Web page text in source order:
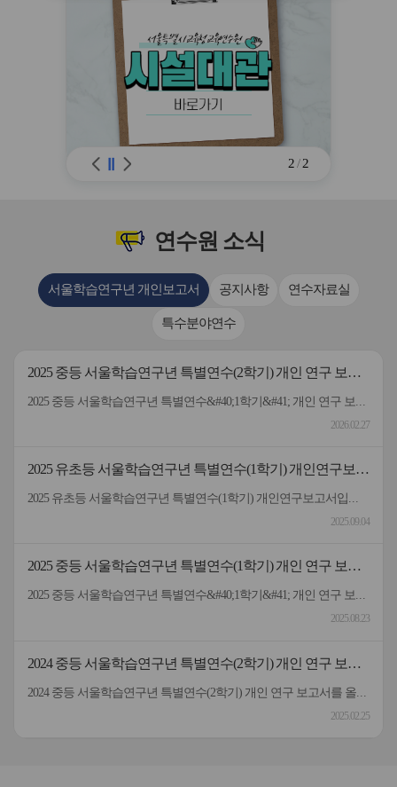
2/2
연수원 소식
서울학습연구년 개인보고서 공지사항 연수자료실
특수분야연수
2025 중등 서울학습연구년 특별연수(2학기) 개인 연구 보고
2025 중등 서울학습연구년 특별연수&#40;1학기&#41; 개인 연구 보고서입니다.
2026.02.27
2025 유초등 서울학습연구년 특별연수(1학기) 개인연구보고
2025 유초등 서울학습연구년 특별연수(1학기) 개인연구보고서입니다.
2025.09.04
2025 중등 서울학습연구년 특별연수(1학기) 개인 연구 보고
2025 중등 서울학습연구년 특별연수&#40;1학기&#41; 개인 연구 보고서입니다.
2025.08.23
2024 중등 서울학습연구년 특별연수(2학기) 개인 연구 보고
2024 중등 서울학습연구년 특별연수(2학기) 개인 연구 보고서를 올려드립니다.
2025.02.25
※ 유의사항 미준수 시 불이익 처분의 사
유가 될 수 있음